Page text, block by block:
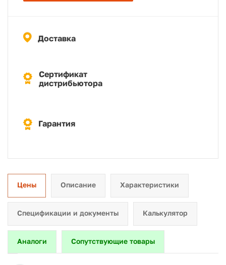
Доставка
Сертификат
дистрибьютора
Гарантия
Цены Описание Характеристики
Спецификации и документы Калькулятор
Аналоги Сопутствующие товары